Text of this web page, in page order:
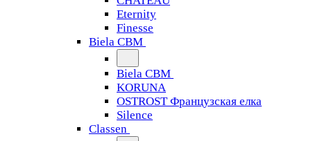
Eternity
Finesse
Biela CBM
Biela CBM
KORUNA
OSTROST Французская елка
Silence
Classen